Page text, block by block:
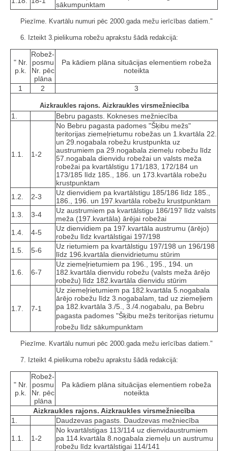
sākumpunktam
Piezīme. Kvartālu numuri pēc 2000.gada mežu ierīcības datiem."
6. Izteikt 3.pielikuma robežu aprakstu šādā redakcijā:
" Nr.
p.k.
Robež­
posmu
Nr. pēc
plāna
Pa kādiem plāna situācijas elementiem robeža
noteikta
1 2 3
Aizkraukles rajons. Aizkraukles virsmežniecība
1. Bebru pagasts. Kokneses mežniecība
1.1. 1-2
No Bebru pagasta padomes "Šķibu mežs"
teritorijas ziemeļrietumu robežas un 1.kvartāla 22.
un 29.nogabala robežu krustpunkta uz
austrumiem pa 29.nogabala ziemeļu robežu līdz
57.nogabala dienvidu robežai un valsts meža
robežai pa kvartālstigu 171/183, 172/184 un
173/185 līdz 185., 186. un 173.kvartāla robežu
krustpunktam
1.2.
2-3
Uz dienvidiem pa kvartālstigu 185/186 līdz 185.,
186., 196. un 197.kvartāla robežu krustpunktam
1.3.
3-4
Uz austrumiem pa kvartālstigu 186/197 līdz valsts
meža (197.kvartāla) ārējai robežai
1.4.
4-5
Uz dienvidiem pa 197.kvartāla austrumu (ārējo)
robežu līdz kvartālstigai 197/198
1.5.
5-6
Uz rietumiem pa kvartālstigu 197/198 un 196/198
līdz 196.kvartāla dienvidrietumu stūrim
1.6. 6-7
Uz ziemeļrietumiem pa 196., 195., 194. un
182.kvartāla dienvidu robežu (valsts meža ārējo
robežu) līdz 182.kvartāla dienvidu stūrim
1.7. 7-1
Uz ziemeļrietumiem pa 182.kvartāla 5.nogabala
ārējo robežu līdz 3.nogabalam, tad uz ziemeļiem
pa 182.kvartāla 3./5., 3./4.nogabalu, pa Bebru
pagasta padomes "Šķibu mežs teritorijas rietumu
robežu līdz sākumpunktam
Piezīme. Kvartālu numuri pēc 2000.gada mežu ierīcības datiem."
7. Izteikt 4.pielikuma robežu aprakstu šādā redakcijā:
" Nr.
p.k.
Robež­
posmu
Nr. pēc
plāna
Pa kādiem plāna situācijas elementiem robeža
noteikta
Aizkraukles rajons. Aizkraukles virsmežniecība
1.
Daudzevas pagasts. Daudzevas mežniecība
1.1. 1-2
No kvartālstigas 113/114 uz dienvidaustrumiem
pa 114.kvartāla 8.nogabala ziemeļu un austrumu
robežu līdz kvartālstigai 114/141